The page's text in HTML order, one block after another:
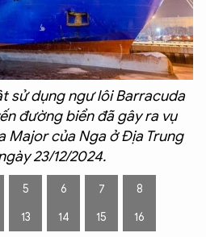
sử dụng ngư lôi Barracuda
đường biển đã gây ra vụ
Major của Nga ở Địa Trung
23/12/2024.
5 6 7 8
13 14 15 16